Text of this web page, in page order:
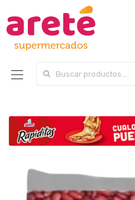
Search for: